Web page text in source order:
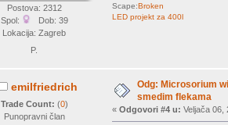
Postova: 2312
Spol:
Dob: 39
Lokacija: Zagreb
P.
Scape:Broken
LED projekt za 400l
emilfriedrich
Trade Count: (0)
Punopravni član
Odg: Microsorium
smedim flekama
« Odgovori #4 u: Veljača 06,